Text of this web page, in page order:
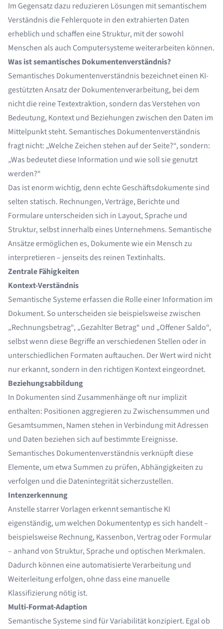
Im Gegensatz dazu reduzieren Lösungen mit semantischem
Verständnis die Fehlerquote in den extrahierten Daten
erheblich und schaffen eine Struktur, mit der sowohl
Menschen als auch Computersysteme weiterarbeiten können.
Was ist semantisches Dokumentenverständnis?
Semantisches Dokumentenverständnis bezeichnet einen KI-
gestützten Ansatz der Dokumentenverarbeitung, bei dem
nicht die reine Textextraktion, sondern das Verstehen von
Bedeutung, Kontext und Beziehungen zwischen den Daten im
Mittelpunkt steht. Semantisches Dokumentenverständnis
fragt nicht: „Welche Zeichen stehen auf der Seite?“, sondern:
„Was bedeutet diese Information und wie soll sie genutzt
werden?“
Das ist enorm wichtig, denn echte Geschäftsdokumente sind
selten statisch. Rechnungen, Verträge, Berichte und
Formulare unterscheiden sich in Layout, Sprache und
Struktur, selbst innerhalb eines Unternehmens. Semantische
Ansätze ermöglichen es, Dokumente wie ein Mensch zu
interpretieren – jenseits des reinen Textinhalts.
Zentrale Fähigkeiten
Kontext-Verständnis
Semantische Systeme erfassen die Rolle einer Information im
Dokument. So unterscheiden sie beispielsweise zwischen
„Rechnungsbetrag“, „Gezahlter Betrag“ und „Offener Saldo“,
selbst wenn diese Begriffe an verschiedenen Stellen oder in
unterschiedlichen Formaten auftauchen. Der Wert wird nicht
nur erkannt, sondern in den richtigen Kontext eingeordnet.
Beziehungsabbildung
In Dokumenten sind Zusammenhänge oft nur implizit
enthalten: Positionen aggregieren zu Zwischensummen und
Gesamtsummen, Namen stehen in Verbindung mit Adressen
und Daten beziehen sich auf bestimmte Ereignisse.
Semantisches Dokumentenverständnis verknüpft diese
Elemente, um etwa Summen zu prüfen, Abhängigkeiten zu
verfolgen und die Datenintegrität sicherzustellen.
Intenzerkennung
Anstelle starrer Vorlagen erkennt semantische KI
eigenständig, um welchen Dokumententyp es sich handelt –
beispielsweise Rechnung, Kassenbon, Vertrag oder Formular
– anhand von Struktur, Sprache und optischen Merkmalen.
Dadurch können eine automatisierte Verarbeitung und
Weiterleitung erfolgen, ohne dass eine manuelle
Klassifizierung nötig ist.
Multi-Format-Adaption
Semantische Systeme sind für Variabilität konzipiert. Egal ob